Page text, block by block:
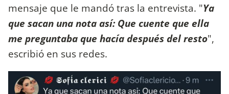
mensaje que le mandó tras la entrevista. "Ya
que sacan una nota así: Que cuente que ella
me preguntaba que hacía después del resto",
escribió en sus redes.